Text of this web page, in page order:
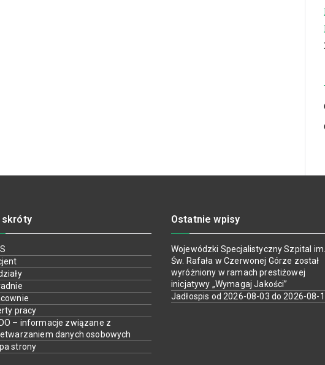
skróty
pracy
– informacje związane z
danych osobowych
strony
Ostatnie wpisy
Wojewódzki Specjalistyczny Szpital im.
Św. Rafała w Czerwonej Górze został
wyróżniony w ramach prestiżowej
inicjatywy „Wymagaj Jakości”
Jadłospis od 2026-08-03 do 2026-08-